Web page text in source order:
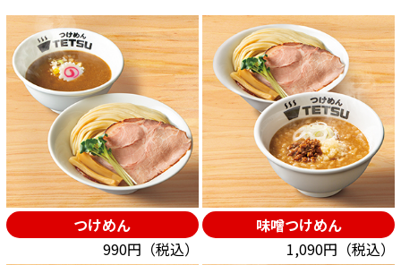
つけめん
990円（税込）
味噌つけめん
1,090円（税込）